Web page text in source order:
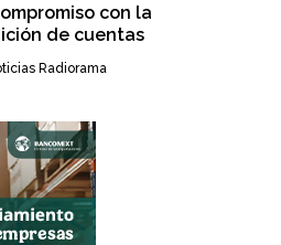
con la
de cuentas
Radiorama